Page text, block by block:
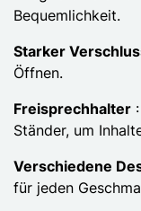
Bequemlichkeit.
Starker
Öffnen.
Freisprechhalter
Ständer, um
Verschiedene
für jeden